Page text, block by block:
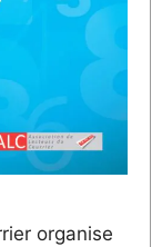
organise